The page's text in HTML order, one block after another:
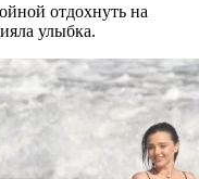
отдохнуть на
улыбка.